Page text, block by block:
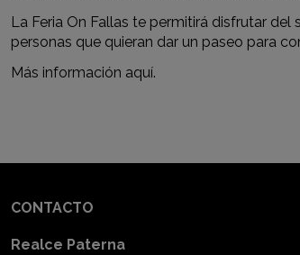
La Feria On Fallas te permitirá disfrutar
personas que quieran dar un paseo para
Más información aquí.
CONTACTO
Realce Paterna